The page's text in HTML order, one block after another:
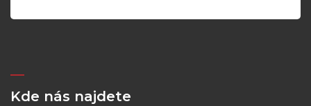
Kde nás najdete